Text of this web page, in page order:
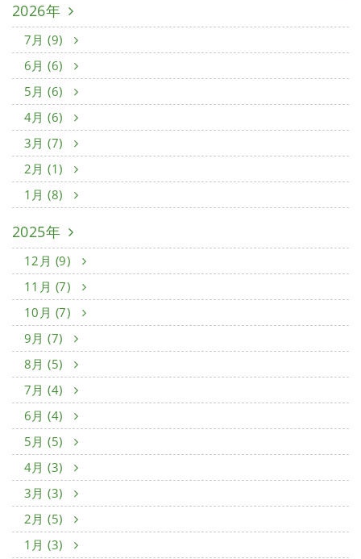
2026年
7月 (9)
6月 (6)
5月 (6)
4月 (6)
3月 (7)
2月 (1)
1月 (8)
2025年
12月 (9)
11月 (7)
10月 (7)
9月 (7)
8月 (5)
7月 (4)
6月 (4)
5月 (5)
4月 (3)
3月 (3)
2月 (5)
1月 (3)